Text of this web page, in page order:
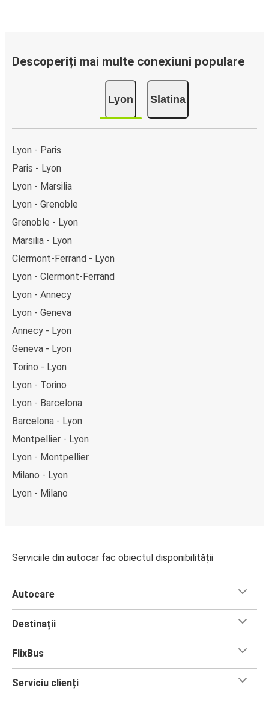
Descoperiți mai multe conexiuni populare
Lyon Slatina
Lyon - Paris
Paris - Lyon
Lyon - Marsilia
Lyon - Grenoble
Grenoble - Lyon
Marsilia - Lyon
Clermont-Ferrand - Lyon
Lyon - Clermont-Ferrand
Lyon - Annecy
Lyon - Geneva
Annecy - Lyon
Geneva - Lyon
Torino - Lyon
Lyon - Torino
Lyon - Barcelona
Barcelona - Lyon
Montpellier - Lyon
Lyon - Montpellier
Milano - Lyon
Lyon - Milano
Serviciile din autocar fac obiectul disponibilității
Autocare
Destinații
FlixBus
Serviciu clienți